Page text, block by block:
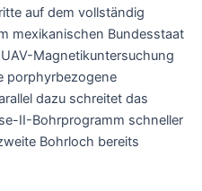
auf dem vollständig
mexikanischen Bundesstaat
Magnetikuntersuchung
porphyrbezogene
dazu schreitet das
II-Bohrprogramm schneller
Bohrloch bereits